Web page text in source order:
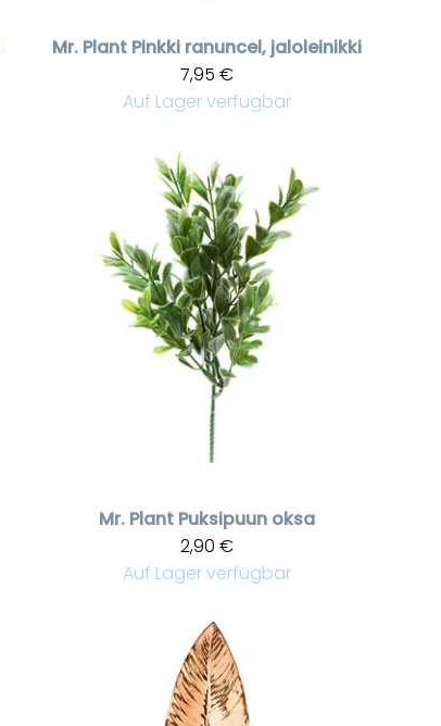
Mr. Plant Pinkki ranuncel, jaloleinikki
7,95 €
Auf Lager verfügbar
Mr. Plant Puksipuun oksa
2,90 €
Auf Lager verfügbar